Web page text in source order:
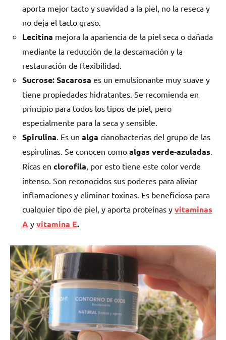
aporta mejor tacto y suavidad a la piel, no la reseca y
no deja el tacto graso.
Lecitina mejora la apariencia de la piel seca o dañada
mediante la reducción de la descamación y la
restauración de flexibilidad.
Sucrose:Sacarosa es un emulsionante muy suave y
tiene propiedades hidratantes. Se recomienda en
principio para todos los tipos de piel, pero
especialmente para la seca y sensible.
Spirulina. Es un alga cianobacterias del grupo de las
espirulinas. Se conocen como algas verde-azuladas.
Ricas en clorofila, por esto tiene este color verde
intenso. Son reconocidos sus poderes para aliviar
inflamaciones y eliminar toxinas. Es beneficiosa para
cualquier tipo de piel, y aporta proteínas y vitaminas
A y vitamina E.